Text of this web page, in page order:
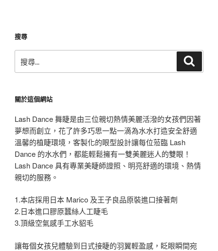
搜尋
尋
字:
關於這個網站
Lash Dance 舞睫是由三位親切熱情美麗活潑的女孩們因著
夢想而創立，花了許多巧思一點一滴為水水打造安全舒適
溫馨的植睫環境，客製化的眼型設計讓每位蒞臨 Lash
Dance 的水水們，都能輕鬆擁有一雙美麗迷人的雙眼！
Lash Dance 具有專業美睫師證照、明亮舒適的環境、熱情
親切的服務。
1.本店採用日本 Marico 及王子良品原裝進口接著劑
2.日本進口膠原蠶絲人工睫毛
3.頂級空氣感手工水貂毛
讓每個女孩兒體驗到日式接睫的羽翼輕盈感，眨眼瞬間宛